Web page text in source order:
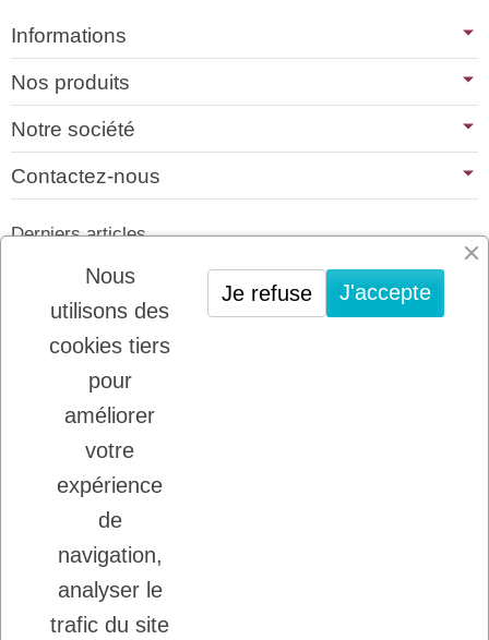
Informations
Nos produits
Notre société
Contactez-nous
Derniers articles
01/07/2026
PLATINUM : LE MEILLEUR DE LA
VIANDE POUR CHIENS ET CHATS
22/08/2025
LADYBEL : DES SOINS FRANCAIS DE
GRANDE QUALITE
Inscription à la newsletter
Vous pouvez vous désinscrire à tout moment.
J'accepte les conditions générales et la
Nous
utilisons des
cookies tiers
pour
améliorer
votre
expérience
de
navigation,
analyser le
trafic du site
J'accepte
Je refuse